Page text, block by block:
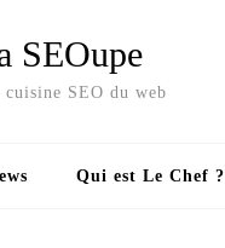
SEOupe
cuisine SEO du web
Qui est Le Chef ?